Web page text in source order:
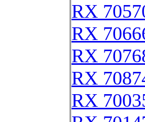
RX
RX
RX
RX
RX